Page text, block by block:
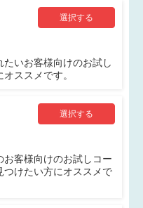
選択する
たいお客様向けのお試し
ススメです。
選択する
お客様向けのお試しコー
つけたい方にオススメで